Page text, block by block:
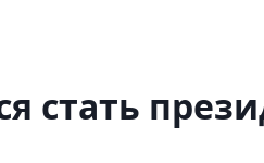
стать